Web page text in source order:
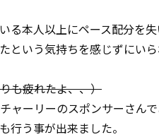
る本人以上にペース配分を失
という気持ちを感じずにいら
も疲れたよ、、）
ャーリーのスポンサーさん
行う事が出来ました。